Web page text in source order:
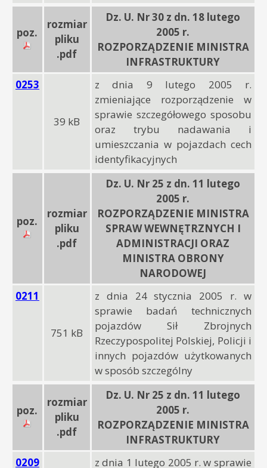
poz.
rozmiar
pliku
.pdf
Dz. U. Nr 30 z dn. 18 lutego
2005 r.
ROZPORZĄDZENIE MINISTRA
INFRASTRUKTURY
0253
39 kB
z dnia 9 lutego 2005 r.
zmieniające rozporządzenie w
sprawie szczegółowego sposobu
oraz trybu nadawania i
umieszczania w pojazdach cech
identyfikacyjnych
poz.
rozmiar
pliku
.pdf
Dz. U. Nr 25 z dn. 11 lutego
2005 r.
ROZPORZĄDZENIE MINISTRA
SPRAW WEWNĘTRZNYCH I
ADMINISTRACJI ORAZ
MINISTRA OBRONY
NARODOWEJ
0211
751 kB
z dnia 24 stycznia 2005 r. w
sprawie badań technicznych
pojazdów Sił Zbrojnych
Rzeczypospolitej Polskiej, Policji i
innych pojazdów użytkowanych
w sposób szczególny
poz.
rozmiar
pliku
.pdf
Dz. U. Nr 25 z dn. 11 lutego
2005 r.
ROZPORZĄDZENIE MINISTRA
INFRASTRUKTURY
0209
z dnia 1 lutego 2005 r. w sprawie